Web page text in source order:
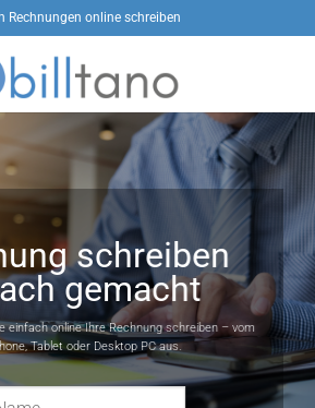
Rechnungen online schreiben
schreiben
gemacht
einfach online Ihre Rechnung schreiben – vom
Tablet oder Desktop PC aus.